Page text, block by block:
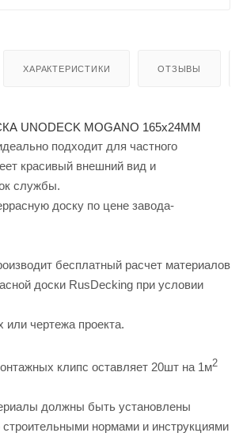
ХАРАКТЕРИСТИКИ ОТЗЫВЫ
UNODECK MOGANO 165x24ММ
подходит для частного
красивый внешний вид и
службы.
доску по цене завода-
бесплатный расчет материалов
доски RusDecking при условии
или чертежа проекта.
клипс оставляет 20шт на 1м2
должны быть установлены
строительными нормами и инструкциями